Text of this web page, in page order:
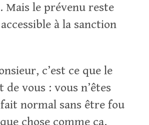
Mais le prévenu reste
à la sanction
c’est ce que le
vous : vous n’êtes
normal sans être fou
chose comme ça.